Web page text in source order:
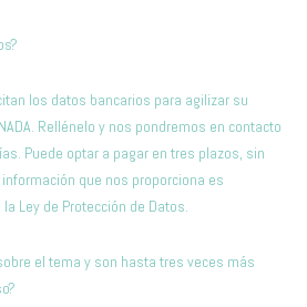
los datos bancarios para agilizar su
Rellénelo y nos pondremos en contacto
Puede optar a pagar en tres plazos, sin
que nos proporciona es
Ley de Protección de Datos.
el tema y son hasta tres veces más